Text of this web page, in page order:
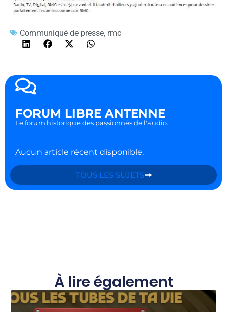
Communiqué de presse, rmc
FORUM LIBRE ANTENNE
Le forum historique des passionnés de l'audio.
Aucun article récent disponible.
TOUS LES SUJETS
À lire également